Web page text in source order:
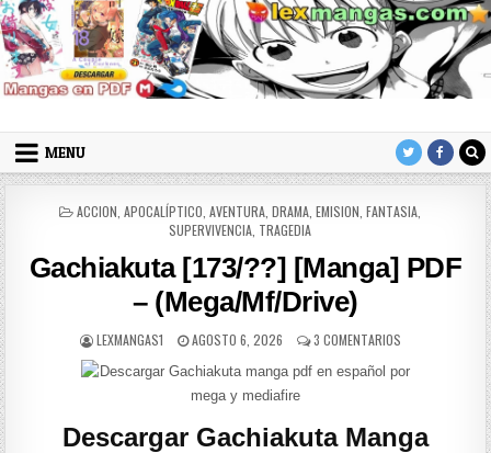
Skip to content
LexMangas
MENU
POSTED IN
ACCION APOCALÍPTICO AVENTURA DRAMA EMISION FANTASIA
SUPERVIVENCIA TRAGEDIA
Gachiakuta [173/??] [Manga] PDF
– (Mega/Mf/Drive)
AUTHOR:
LEXMANGAS1 PUBLISHED DATE:
AGOSTO 6, 2026 3 COMENTARIOSEN
Descargar Gachiakuta Manga